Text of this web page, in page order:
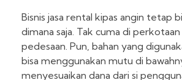
Bisnis jasa rental kipas angin tetap
dimana saja. Tak cuma di
pedesaan. Pun, bahan yang
bisa menggunakan mutu di
menyesuaikan dana dari si